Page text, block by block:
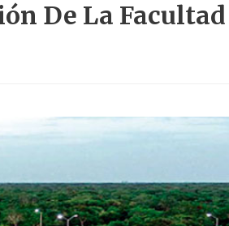
De La Facultad